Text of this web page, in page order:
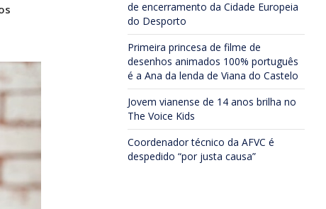
de encerramento da Cidade Europeia
do Desporto
Primeira princesa de filme de
desenhos animados 100% português
é a Ana da lenda de Viana do Castelo
Jovem vianense de 14 anos brilha no
The Voice Kids
Coordenador técnico da AFVC é
despedido “por justa causa”